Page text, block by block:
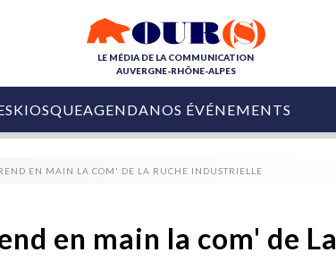
LE MÉDIA DE LA COMMUNICATION
AUVERGNE-RHÔNE-ALPES
Nice : Denis Zanon
est décédé
KIOSQUEAGENDANOS ÉVÉNEMENTS
OURS DE LA COM
OURS DU DIGITAL
EN MAIN LA COM' DE LA RUCHE INDUSTRIELLE
en main la com' de La